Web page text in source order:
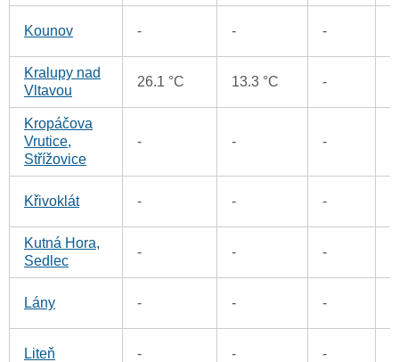
Kounov - - -
Kralupy nad
Vltavou
26.1 °C 13.3 °C -
Kropáčova
Vrutice,
Střížovice
- - -
Křivoklát - - -
Kutná Hora,
Sedlec
- - -
Lány - - -
Liteň - - -